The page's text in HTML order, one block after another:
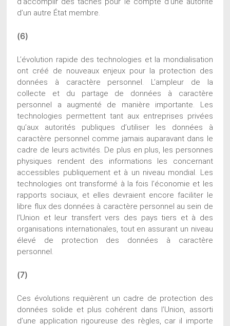
d’un autre État membre.
(6)
L’évolution rapide des technologies et la mondialisation
ont créé de nouveaux enjeux pour la protection des
données à caractère personnel. L’ampleur de la
collecte et du partage de données à caractère
personnel a augmenté de manière importante. Les
technologies permettent tant aux entreprises privées
qu’aux autorités publiques d’utiliser les données à
caractère personnel comme jamais auparavant dans le
cadre de leurs activités. De plus en plus, les personnes
physiques rendent des informations les concernant
accessibles publiquement et à un niveau mondial. Les
technologies ont transformé à la fois l’économie et les
rapports sociaux, et elles devraient encore faciliter le
libre flux des données à caractère personnel au sein de
l’Union et leur transfert vers des pays tiers et à des
organisations internationales, tout en assurant un niveau
élevé de protection des données à caractère
personnel.
(7)
Ces évolutions requièrent un cadre de protection des
données solide et plus cohérent dans l’Union, assorti
d’une application rigoureuse des règles, car il importe